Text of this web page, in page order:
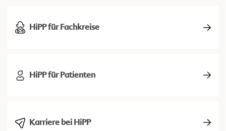
HiPP für Fachkreise
HiPP für Patienten
Karriere bei HiPP